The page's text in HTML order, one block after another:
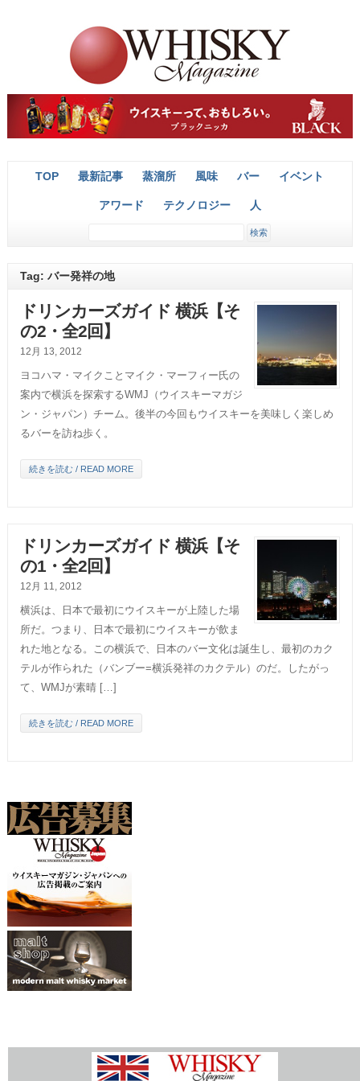
TOP 最新記事 蒸溜所 風味 バー イベント
アワード テクノロジー 人
Tag: バー発祥の地
ドリンカーズガイド 横浜【そ
の2・全2回】
12月 13, 2012
ヨコハマ・マイクことマイク・マーフィー氏の
案内で横浜を探索するWMJ（ウイスキーマガジ
ン・ジャパン）チーム。後半の今回もウイスキーを美味しく楽しめ
るバーを訪ね歩く。
続きを読む / READ MORE
ドリンカーズガイド 横浜【そ
の1・全2回】
12月 11, 2012
横浜は、日本で最初にウイスキーが上陸した場
所だ。つまり、日本で最初にウイスキーが飲ま
れた地となる。この横浜で、日本のバー文化は誕生し、最初のカク
テルが作られた（バンブー=横浜発祥のカクテル）のだ。したがっ
て、WMJが素晴 […]
続きを読む / READ MORE